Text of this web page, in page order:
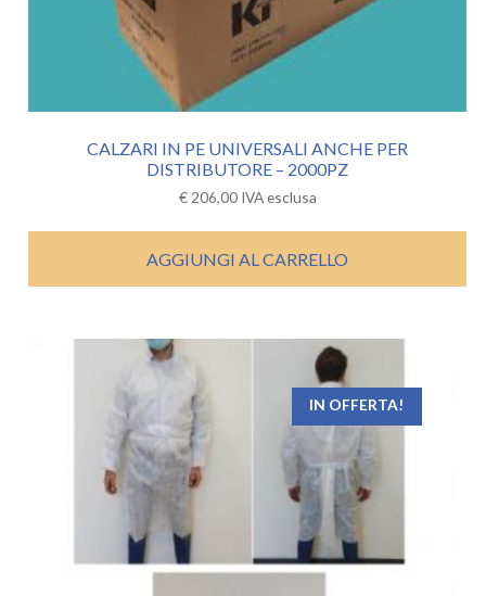
CALZARI IN PE UNIVERSALI ANCHE PER
DISTRIBUTORE – 2000PZ
€206,00 IVA esclusa
AGGIUNGI AL CARRELLO
IN OFFERTA!